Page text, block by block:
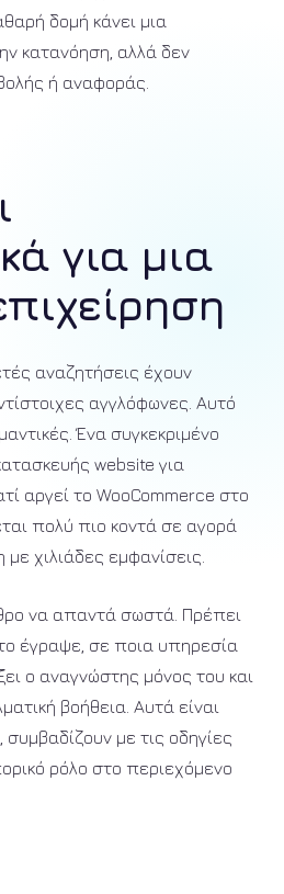
δομή κάνει μια
κατανόηση, αλλά δεν
ή αναφοράς.
για μια
αναζητήσεις έχουν
αγγλόφωνες. Αυτό
Ένα συγκεκριμένο
website για
αργεί το WooCommerce στο
πολύ πιο κοντά σε αγορά
χιλιάδες εμφανίσεις.
να απαντά σωστά. Πρέπει
έγραψε, σε ποια υπηρεσία
ο αναγνώστης μόνος του και
βοήθεια. Αυτά είναι
με τις οδηγίες
ρόλο στο περιεχόμενο